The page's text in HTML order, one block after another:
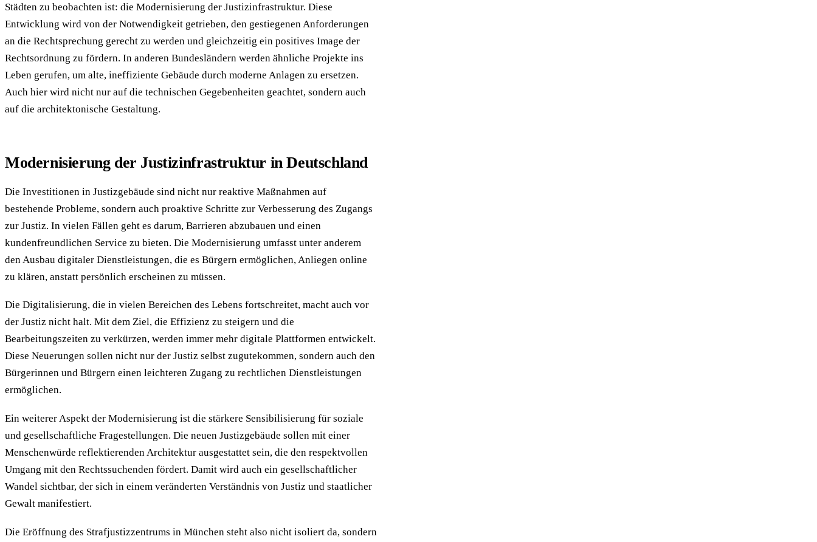
Städten zu beobachten ist: die Modernisierung der Justizinfrastruktur. Diese
Entwicklung wird von der Notwendigkeit getrieben, den gestiegenen Anforderungen
an die Rechtsprechung gerecht zu werden und gleichzeitig ein positives Image der
Rechtsordnung zu fördern. In anderen Bundesländern werden ähnliche Projekte ins
Leben gerufen, um alte, ineffiziente Gebäude durch moderne Anlagen zu ersetzen.
Auch hier wird nicht nur auf die technischen Gegebenheiten geachtet, sondern auch
auf die architektonische Gestaltung.
Modernisierung der Justizinfrastruktur in Deutschland
Die Investitionen in Justizgebäude sind nicht nur reaktive Maßnahmen auf
bestehende Probleme, sondern auch proaktive Schritte zur Verbesserung des Zugangs
zur Justiz. In vielen Fällen geht es darum, Barrieren abzubauen und einen
kundenfreundlichen Service zu bieten. Die Modernisierung umfasst unter anderem
den Ausbau digitaler Dienstleistungen, die es Bürgern ermöglichen, Anliegen online
zu klären, anstatt persönlich erscheinen zu müssen.
Die Digitalisierung, die in vielen Bereichen des Lebens fortschreitet, macht auch vor
der Justiz nicht halt. Mit dem Ziel, die Effizienz zu steigern und die
Bearbeitungszeiten zu verkürzen, werden immer mehr digitale Plattformen entwickelt.
Diese Neuerungen sollen nicht nur der Justiz selbst zugutekommen, sondern auch den
Bürgerinnen und Bürgern einen leichteren Zugang zu rechtlichen Dienstleistungen
ermöglichen.
Ein weiterer Aspekt der Modernisierung ist die stärkere Sensibilisierung für soziale
und gesellschaftliche Fragestellungen. Die neuen Justizgebäude sollen mit einer
Menschenwürde reflektierenden Architektur ausgestattet sein, die den respektvollen
Umgang mit den Rechtssuchenden fördert. Damit wird auch ein gesellschaftlicher
Wandel sichtbar, der sich in einem veränderten Verständnis von Justiz und staatlicher
Gewalt manifestiert.
Die Eröffnung des Strafjustizzentrums in München steht also nicht isoliert da, sondern